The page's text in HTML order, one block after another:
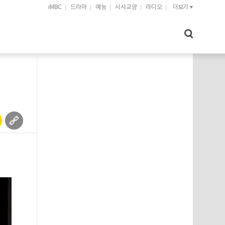
iMBC 드라마 예능 시사교양 라디오 더보기